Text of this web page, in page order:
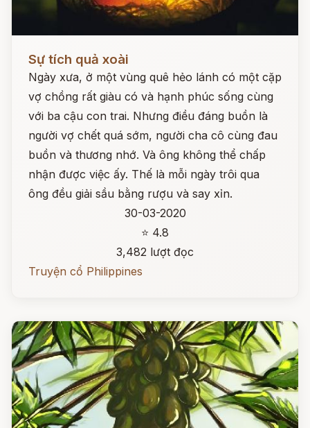
Sự tích quả xoài
Ngày xưa, ở một vùng quê hẻo lánh có một cặp
vợ chồng rất giàu có và hạnh phúc sống cùng
với ba cậu con trai. Nhưng điều đáng buồn là
người vợ chết quá sớm, người cha cô cùng đau
buồn và thương nhớ. Và ông không thể chấp
nhận được việc ấy. Thế là mỗi ngày trôi qua
ông đều giải sầu bằng rượu và say xỉn.
30-03-2020
⭐ 4.8
3,482 lượt đọc
Truyện cổ Philippines